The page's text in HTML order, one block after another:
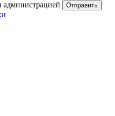
администрацией